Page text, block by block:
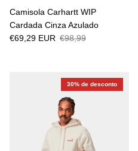
Camisola Carhartt WIP
Cardada Cinza Azulado
€69,29 EUR €98,99
30% de desconto